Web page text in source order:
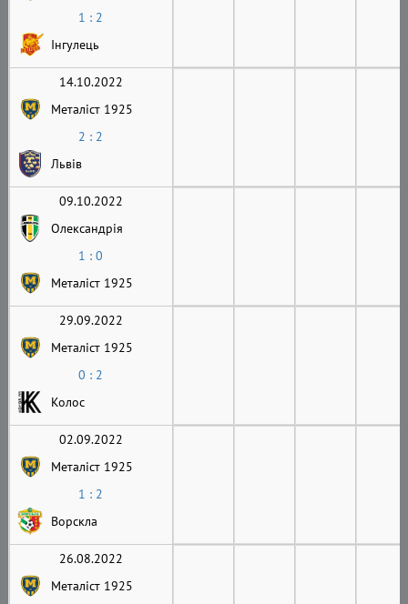
1 : 2
Інгулець
14.10.2022
Металіст 1925
2 : 2
Львів
09.10.2022
Олександрія
1 : 0
Металіст 1925
29.09.2022
Металіст 1925
0 : 2
Колос
02.09.2022
Металіст 1925
1 : 2
Ворскла
26.08.2022
Металіст 1925